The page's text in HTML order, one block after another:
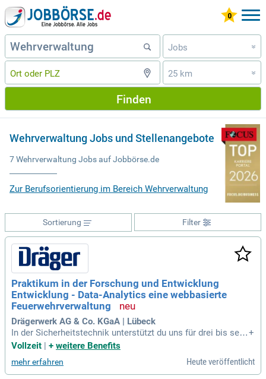
Jobs »
25 km »
Finden
Wehrverwaltung Jobs und Stellenangebote
7 Wehrverwaltung Jobs auf Jobbörse.de
Zur Berufsorientierung im Bereich Wehrverwaltung
Filter
Sortierung
Praktikum in der Forschung und Entwicklung
Entwicklung - Data-Analytics eine webbasierte
Feuerwehrverwaltung
Drägerwerk AG & Co. KGaA | Lübeck
In der Sicherheitstechnik unterstützt du uns für drei bis sech
s Monate tatkräftig bei der Web-Anwendungsentwicklung fü
+
Vollzeit | + weitere Benefits
mehr erfahren Heute veröffentlicht